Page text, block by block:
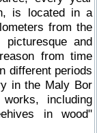
is located in a
from the
and
from time
different periods
in the Maly Bor
including
in wood"